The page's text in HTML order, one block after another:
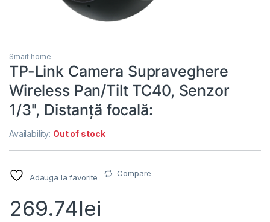
Smart home
TP-Link Camera Supraveghere
Wireless Pan/Tilt TC40, Senzor
1/3'', Distanță focală:
Availability: Out of stock
Adauga la favorite Compare
269.74lei